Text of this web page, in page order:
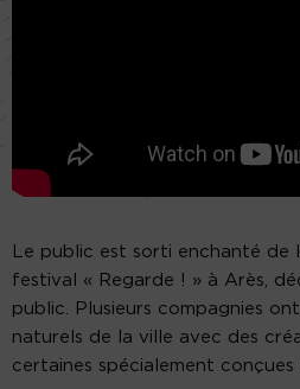
Le public est sorti enchanté de
festival « Regarde ! » à Arès,
public. Plusieurs compagnies
naturels de la ville avec des
certaines spécialement conçues